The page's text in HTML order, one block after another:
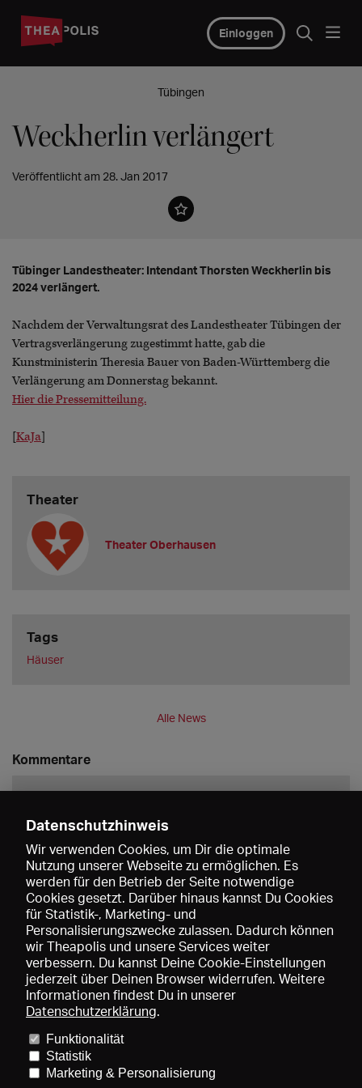
Einloggen
Tübingen
Weckherlin verlängert
Veröffentlicht am 28. Jan 2017
Tübinger Landestheater: Intendant Thorsten Weckherlin bis
2024 verlängert.
Nachdem der Verwaltungsrat des Landestheater Tübingen der
Vertragsverlängerung zugestimmt hatte, gab die
Kunstministerin Theresia Bauer von Baden-Württemberg die
Verlängerung am Donnerstag bekannt.
Hier die Pressemitteilung.
[KaJa]
Theater
Theater Oberhausen
Tags
Häuser
Alle News
Kommentare
Speichern
Preise und Mitgliedschaften
Mediadaten
Über uns Impressum
Datenschutzhinweis
Wir verwenden Cookies, um Dir die optimale
Nutzung unserer Webseite zu ermöglichen. Es
werden für den Betrieb der Seite notwendige
Cookies gesetzt. Darüber hinaus kannst Du Cookies
für Statistik-, Marketing- und
Personalisierungszwecke zulassen. Dadurch können
wir Theapolis und unsere Services weiter
verbessern. Du kannst Deine Cookie-Einstellungen
jederzeit über Deinen Browser widerrufen. Weitere
Informationen findest Du in unserer
Datenschutzerklärung.
Funktionalität
Statistik
Marketing & Personalisierung